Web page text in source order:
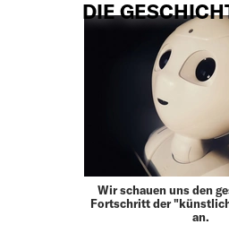
DIE
Wir schauen uns den
Fortschritt der
an.